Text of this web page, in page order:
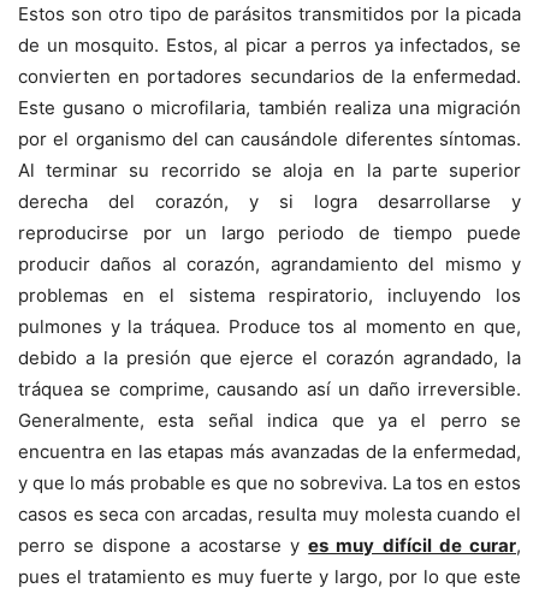
Estos son otro tipo de parásitos transmitidos por la picada
de un mosquito. Estos, al picar a perros ya infectados, se
convierten en portadores secundarios de la enfermedad.
Este gusano o microfilaria, también realiza una migración
por el organismo del can causándole diferentes síntomas.
Al terminar su recorrido se aloja en la parte superior
derecha del corazón, y si logra desarrollarse y
reproducirse por un largo periodo de tiempo puede
producir daños al corazón, agrandamiento del mismo y
problemas en el sistema respiratorio, incluyendo los
pulmones y la tráquea. Produce tos al momento en que,
debido a la presión que ejerce el corazón agrandado, la
tráquea se comprime, causando así un daño irreversible.
Generalmente, esta señal indica que ya el perro se
encuentra en las etapas más avanzadas de la enfermedad,
y que lo más probable es que no sobreviva. La tos en estos
casos es seca con arcadas, resulta muy molesta cuando el
perro se dispone a acostarse yes muy difícil de curar,
pues el tratamiento es muy fuerte y largo, por lo que este